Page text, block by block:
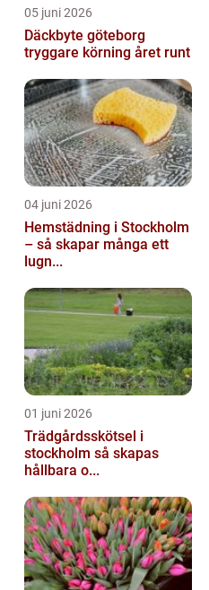
05 juni 2026
Däckbyte göteborg
tryggare körning året runt
04 juni 2026
Hemstädning i Stockholm
– så skapar många ett
lugn...
01 juni 2026
Trädgårdsskötsel i
stockholm så skapas
hållbara o...